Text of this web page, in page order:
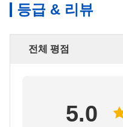
등급 & 리뷰
전체 평점
5.0